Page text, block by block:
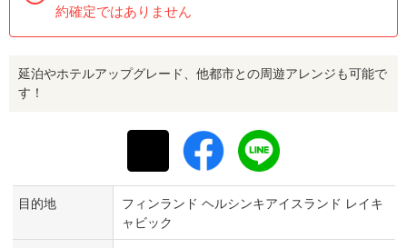
約確定ではありません
延泊やホテルアップグレード、他都市との周遊アレンジも可能で
す！
目的地
フィンランド ヘルシンキアイスランド レイキ
ャビック